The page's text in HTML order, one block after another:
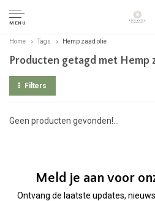
MENU
Home Tags Hemp zaad olie
Producten getagd met Hemp
Filters
Geen producten gevonden!...
Meld je aan voor
Ontvang de laatste updates,